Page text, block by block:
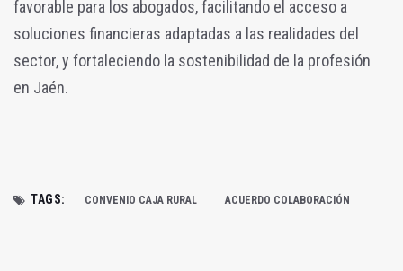
favorable para los abogados, facilitando el acceso a
soluciones financieras adaptadas a las realidades del
sector, y fortaleciendo la sostenibilidad de la profesión
en Jaén.
TAGS: CONVENIO CAJA RURAL ACUERDO COLABORACIÓN